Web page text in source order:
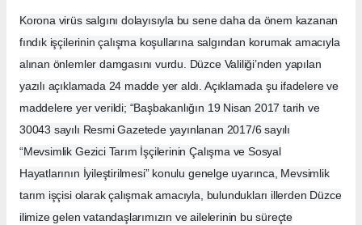
Korona virüs salgını dolayısıyla bu sene daha da önem kazanan
fındık işçilerinin çalışma koşullarına salgından korumak amacıyla
alınan önlemler damgasını vurdu. Düzce Valiliği’nden yapılan
yazılı açıklamada 24 madde yer aldı. Açıklamada şu ifadelere ve
maddelere yer verildi; “Başbakanlığın 19 Nisan 2017 tarih ve
30043 sayılı Resmi Gazetede yayınlanan 2017/6 sayılı
“Mevsimlik Gezici Tarım İşçilerinin Çalışma ve Sosyal
Hayatlarının İyileştirilmesi” konulu genelge uyarınca, Mevsimlik
tarım işçisi olarak çalışmak amacıyla, bulundukları illerden Düzce
ilimize gelen vatandaşlarımızın ve ailelerinin bu süreçte